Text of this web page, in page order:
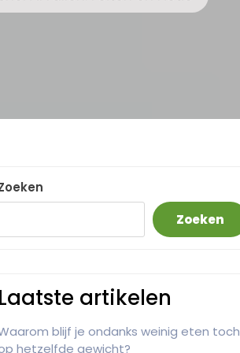
Zoeken
Laatste artikelen
blijf je ondanks weinig eten toch
hetzelfde gewicht?